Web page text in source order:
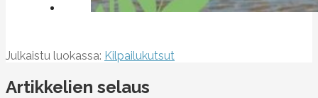
Julkaistu luokassa: Kilpailukutsut
Artikkelien selaus